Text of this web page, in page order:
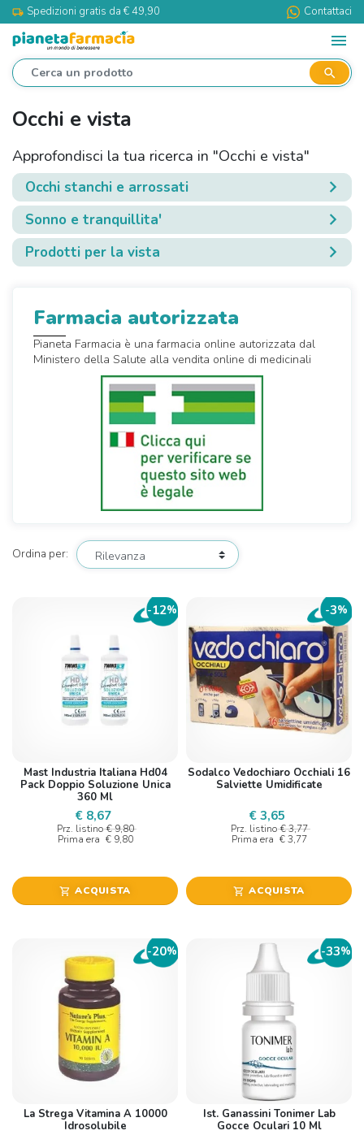
local_shipping Spedizioni gratis da € 49,90 Contattaci
menu
search
Occhi e vista
Approfondisci la tua ricerca in "Occhi e vista"
Occhi stanchi e arrossati
Sonno e tranquillita'
Prodotti per la vista
Farmacia autorizzata
Pianeta Farmacia è una farmacia online autorizzata dal
Ministero della Salute alla vendita online di medicinali
Ordina per:
-12%
Mast Industria Italiana Hd04
Pack Doppio Soluzione Unica
360 Ml
€ 8,67
Prz. listino € 9,80
Prima era € 9,80
shopping_cart ACQUISTA
-3%
Sodalco Vedochiaro Occhiali 16
Salviette Umidificate
€ 3,65
Prz. listino € 3,77
Prima era € 3,77
shopping_cart ACQUISTA
-20%
La Strega Vitamina A 10000
Idrosolubile
-33%
Ist. Ganassini Tonimer Lab
Gocce Oculari 10 Ml